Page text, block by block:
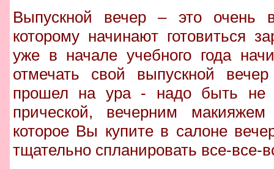
Выпускной вечер – это очень
которому начинают готовиться
уже в начале учебного года
отмечать свой выпускной
прошел на ура - надо быть не
прической, вечерним
которое Вы купите в салоне
тщательно спланировать все-все-